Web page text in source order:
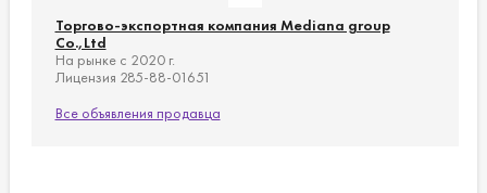
Торгово-экспортная компания Mediana group
Co.,Ltd
На рынке с 2020 г.
Лицензия 285-88-01651
Все объявления продавца